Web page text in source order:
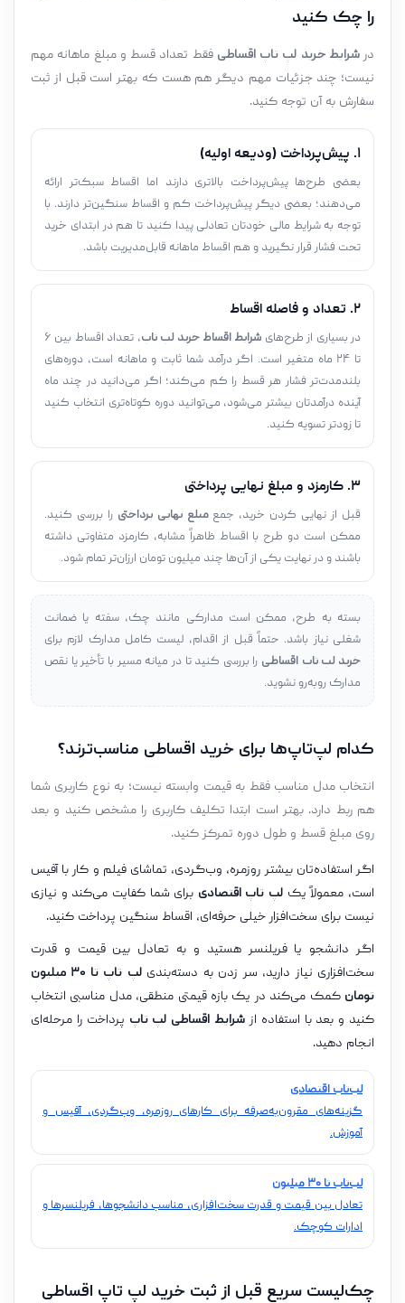
را چک کنید
درشرایط خرید لپ تاپ اقساطی فقط تعداد قسط و مبلغ ماهانه مهم
نیست؛ چند جزئیات مهم دیگر هم هست که بهتر است قبل از ثبت
سفارش به آن توجه کنید.
۱. پیش‌پرداخت (ودیعه اولیه)
بعضی طرح‌ها پیش‌پرداخت بالاتری دارند اما اقساط سبک‌تر ارائه
می‌دهند؛ بعضی دیگر پیش‌پرداخت کم و اقساط سنگین‌تر دارند. با
توجه به شرایط مالی خودتان تعادلی پیدا کنید تا هم در ابتدای خرید
تحت فشار قرار نگیرید و هم اقساط ماهانه قابل‌مدیریت باشد.
۲. تعداد و فاصله اقساط
در بسیاری از طرح‌های شرایط اقساط خرید لپ تاپ
، تعداد اقساط بین ۶
تا ۲۴ ماه متغیر است. اگر درآمد شما ثابت و ماهانه است، دوره‌های
بلندمدت‌تر فشار هر قسط را کم می‌کند؛ اگر می‌دانید در چند ماه
آینده درآمدتان بیشتر می‌شود، می‌توانید دوره کوتاه‌تری انتخاب کنید
تا زودتر تسویه کنید.
۳. کارمزد و مبلغ نهایی پرداختی
قبل از نهایی کردن خرید، جمعمبلغ نهایی پرداختی را بررسی کنید.
ممکن است دو طرح با اقساط ظاهراً مشابه، کارمزد متفاوتی داشته
باشند و در نهایت یکی از آن‌ها چند میلیون تومان ارزان‌تر تمام شود.
بسته به طرح، ممکن است مدارکی مانند چک، سفته یا ضمانت
شغلی نیاز باشد. حتماً قبل از اقدام، لیست کامل مدارک لازم برای
خرید لپ تاپ اقساطی را بررسی کنید تا در میانه مسیر با تأخیر یا نقص
مدارک روبه‌رو نشوید.
کدام لپ‌تاپ‌ها برای خرید اقساطی مناسب‌ترند؟
انتخاب مدل مناسب فقط به قیمت وابسته نیست؛ به نوع کاربری شما
هم ربط دارد. بهتر است ابتدا تکلیف کاربری را مشخص کنید و بعد
روی مبلغ قسط و طول دوره تمرکز کنید.
اگر استفاده‌تان بیشتر روزمره، وب‌گردی، تماشای فیلم و کار با آفیس
است، معمولاً یک لپ تاپ اقتصادی برای شما کفایت می‌کند و نیازی
نیست برای سخت‌افزار خیلی حرفه‌ای، اقساط سنگین پرداخت کنید.
اگر دانشجو یا فریلنسر هستید و به تعادل بین قیمت و قدرت
سخت‌افزاری نیاز دارید، سر زدن به دسته‌بندی
لپ تاپ تا ۳۰ میلیون
تومان کمک می‌کند در یک بازه قیمتی منطقی، مدل مناسبی انتخاب
کنید و بعد با استفاده از شرایط اقساطی لپ تاپ پرداخت را مرحله‌ای
انجام دهید.
لپ‌تاپ اقتصادی
گزینه‌های مقرون‌به‌صرفه برای کارهای روزمره، وب‌گردی، آفیس و
آموزش.
لپ‌تاپ تا ۳۰ میلیون
تعادل بین قیمت و قدرت سخت‌افزاری، مناسب دانشجوها، فریلنسرها و
ادارات کوچک.
چک‌لیست سریع قبل از ثبت خرید لپ تاپ اقساطی